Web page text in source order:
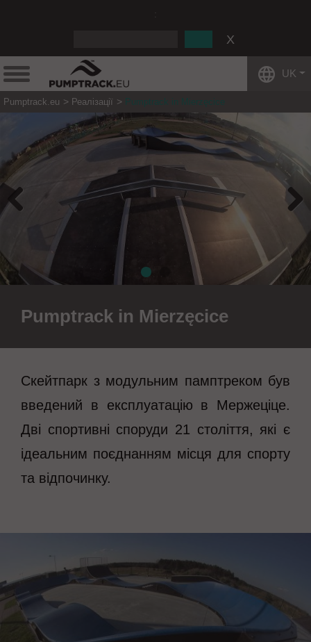
UK
Pumptrack.eu Реалізації Pumptrack in Mierzęcice
Pumptrack in Mierzęcice
Скейтпарк з модульним памптреком був
введений в експлуатацію в Мержеціце.
Дві спортивні споруди 21 століття, які є
ідеальним поєднанням місця для спорту
та відпочинку.